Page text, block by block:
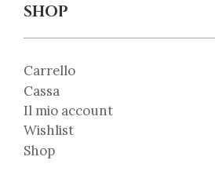
SHOP
Carrello
Cassa
Il mio account
Wishlist
Shop